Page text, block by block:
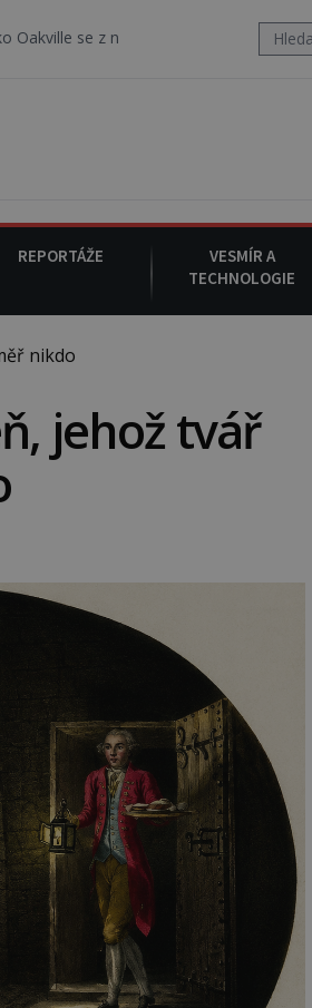
z nebe snáší podivná rosolovitá látka
REPORTÁŽE
VESMÍR A
TECHNOLOGIE
nikdo
jehož tvář